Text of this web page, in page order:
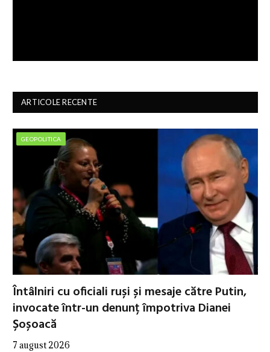
ARTICOLE RECENTE
GEOPOLITICA
Întâlniri cu oficiali ruși și mesaje către Putin,
invocate într-un denunț împotriva Dianei
Șoșoacă
7 august 2026